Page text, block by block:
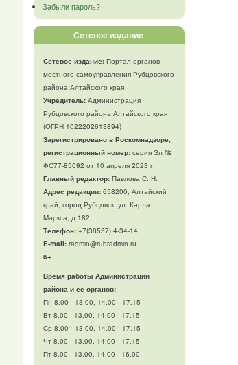
Забыли пароль?
Сетевое издание
Сетевое издание:Портал органов
местного самоуправления Рубцовского
района Алтайского края
Учредитель:Администрация
Рубцовского района Алтайского края
(ОГРН 1022202613894)
Зарегистрировано в Роскомнадзоре,
регистрационный номер:серия Эл №
ФС77-85092 от 10 апреля 2023 г.
Главный редактор:Павлова С. Н.
Адрес редакции:658200, Алтайский
край, город Рубцовск, ул. Карла
Маркса, д.182
Телефон:+7(38557) 4-34-14
E-mail:radmin@rubradmin.ru
6+
Время работы Администрации
района и ее органов:
Пн 8:00 - 13:00, 14:00 - 17:15
Вт 8:00 - 13:00, 14:00 - 17:15
Ср 8:00 - 13:00, 14:00 - 17:15
Чт 8:00 - 13:00, 14:00 - 17:15
Пт 8:00 - 13:00, 14:00 - 16:00